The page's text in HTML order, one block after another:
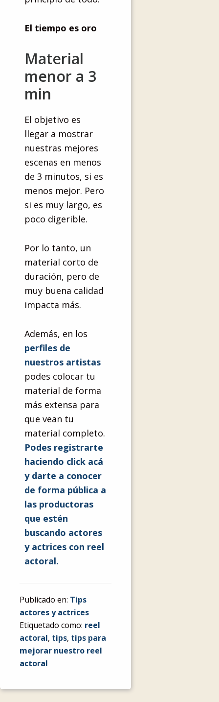
El tiempo es oro
Material
menor a 3
min
El objetivo es
llegar a mostrar
nuestras mejores
escenas en menos
de 3 minutos, si es
menos mejor. Pero
si es muy largo, es
poco digerible.
Por lo tanto, un
material corto de
duración, pero de
muy buena calidad
impacta más.
Además, en los
perfiles de
nuestros artistas
podes colocar tu
material de forma
más extensa para
que vean tu
material completo.
Podes registrarte
haciendo click acá
y darte a conocer
de forma pública a
las productoras
que estén
buscando actores
y actrices con reel
actoral.
Publicado en: Tips
actores y actrices
Etiquetado como: reel
actoral, tips, tips para
mejorar nuestro reel
actoral